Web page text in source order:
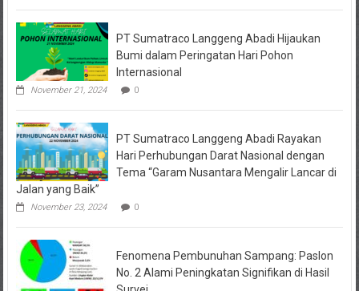
PT Sumatraco Langgeng Abadi Hijaukan
Bumi dalam Peringatan Hari Pohon
Internasional
November 21, 2024 0
PT Sumatraco Langgeng Abadi Rayakan
Hari Perhubungan Darat Nasional dengan
Tema “Garam Nusantara Mengalir Lancar di
Jalan yang Baik”
November 23, 2024 0
Fenomena Pembunuhan Sampang: Paslon
No. 2 Alami Peningkatan Signifikan di Hasil